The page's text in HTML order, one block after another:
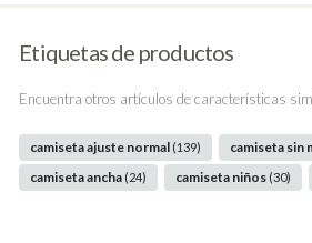
Etiquetas de productos
Encuentra otros artículos de características
camiseta ajuste normal (139) camiseta sin
camiseta ancha (24) camiseta niños (30)